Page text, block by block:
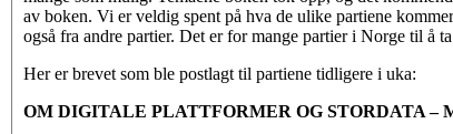
av boken. Vi er veldig spent på hva de ulike partiene
også fra andre partier. Det er for mange partier i Norge til å
Her er brevet som ble postlagt til partiene tidligere i uka:
OM DIGITALE PLATTFORMER OG STORDATA –